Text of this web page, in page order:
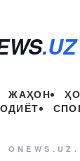
.UZ
ЖАҲОН
ONEWS.UZ.